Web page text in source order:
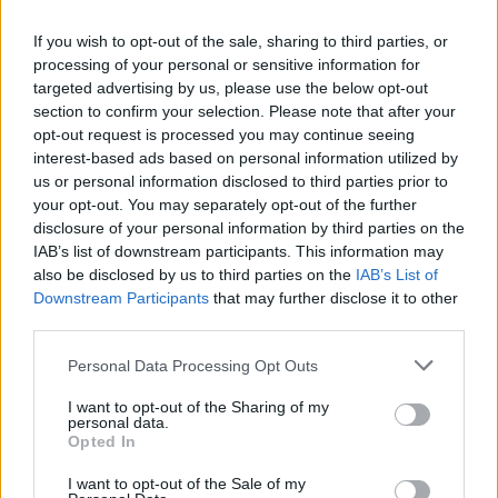
If you wish to opt-out of the sale, sharing to third parties, or
processing of your personal or sensitive information for
targeted advertising by us, please use the below opt-out
section to confirm your selection. Please note that after your
opt-out request is processed you may continue seeing
interest-based ads based on personal information utilized by
us or personal information disclosed to third parties prior to
your opt-out. You may separately opt-out of the further
disclosure of your personal information by third parties on the
IAB’s list of downstream participants. This information may
also be disclosed by us to third parties on the IAB’s List of
Downstream Participants that may further disclose it to other
Personal Data Processing Opt Outs
I want to opt-out of the Sharing of my
personal data.
Opted In
I want to opt-out of the Sale of my
Madrid sponda Merengues, la dirigenza dei Blues ha
individuato il profilo ideale da regalare alla propria rosa.
Si tratta di Pep …Continued
Ex Premier –
Mohamed Salah riparte
dalla Turchia: ingaggio
record e tifosi in delirio
05 Agosto 2026
Il Trabzonspor piazza il colpo più roboante della sua
storia. Mohamed Salah è ufficialmente sbarcato in
calcistica. Svincolatosi dopo ben nove indimenticabili
Continued